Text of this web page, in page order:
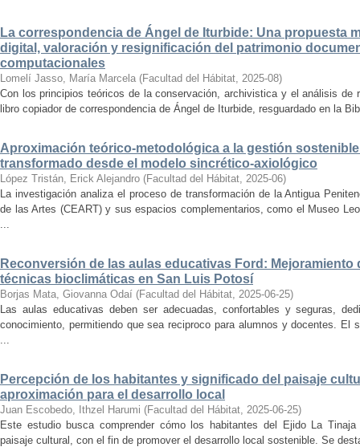
La correspondencia de Ángel de Iturbide: Una propuesta
digital, valoración y resignificación del patrimonio
computacionales
Lomelí Jasso, María Marcela (Facultad del Hábitat, 2025-08)
Con los principios teóricos de la conservación, archivistica y el análisis de
libro copiador de correspondencia de Ángel de Iturbide, resguardado en la
Aproximación teórico-metodológica a la gestión
transformado desde el modelo sincrético-axiológico
López Tristán, Erick Alejandro (Facultad del Hábitat, 2025-06)
La investigación analiza el proceso de transformación de la Antigua
de las Artes (CEART) y sus espacios complementarios, como el Museo
...
Reconversión de las aulas educativas Ford:
técnicas bioclimáticas en San Luis Potosí
Borjas Mata, Giovanna Odaí (Facultad del Hábitat, 2025-06-25)
Las aulas educativas deben ser adecuadas, confortables y seguras,
conocimiento, permitiendo que sea reciproco para alumnos y docentes. El
...
Percepción de los habitantes y significado del paisaje
aproximación para el desarrollo local
Juan Escobedo, Ithzel Harumi (Facultad del Hábitat, 2025-06-25)
Este estudio busca comprender cómo los habitantes del Ejido La
paisaje cultural, con el fin de promover el desarrollo local sostenible. Se